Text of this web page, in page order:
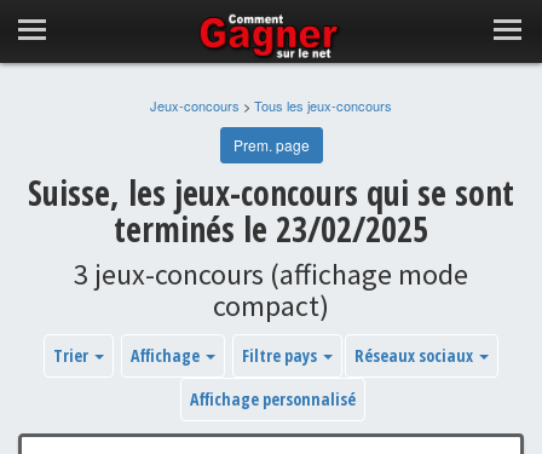
Jeux-concours > Tous les jeux-concours
Prem. page
Suisse, les jeux-concours qui se sont
terminés le 23/02/2025
3 jeux-concours (affichage mode
compact)
Trier Affichage Filtre pays
Réseaux sociaux
Affichage personnalisé